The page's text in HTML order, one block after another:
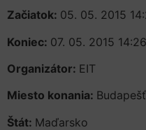
Začiatok: 05. 05. 2015
Koniec: 07. 05. 2015 14:26
Organizátor: EIT
Miesto konania: Budapešť
Štát: Maďarsko